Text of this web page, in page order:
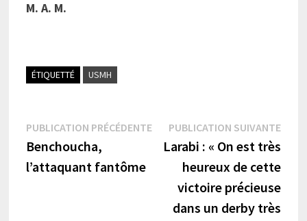
M. A. M.
ÉTIQUETTÉ USMH
Navigation
de
l’article
PUBLICATION PRÉCÉDENTEPublication
précédente :
Benchoucha,
l’attaquant fantôme
PUBLICATION SUIVANTE
Larabi : « On est très
heureux de cette
victoire précieuse
dans un derby très